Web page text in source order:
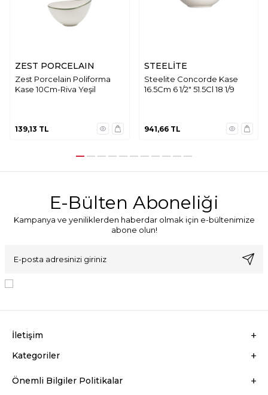
ZEST PORCELAIN
Zest Porcelain Poliforma
Kase 10Cm-Riva Yeşil
139,13 TL
STEELİTE
Steelite Concorde Kase
16.5Cm 6 1/2" 51.5Cl 18 1/9
941,66TL
E-Bülten Aboneliği
Kampanya ve yeniliklerden haberdar olmak için e-bültenimize
abone olun!
İletişim
Kategoriler
Önemli Bilgiler Politikalar